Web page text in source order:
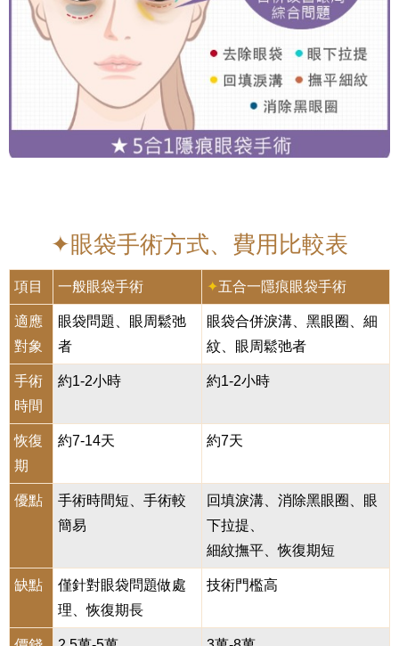
✦眼袋手術方式、費用比較表
項目 一般眼袋手術 ✦五合一隱痕眼袋手術
適應
對象
眼袋問題、眼周鬆弛
者
眼袋合併淚溝、黑眼圈、細
紋、眼周鬆弛者
手術
時間
約1-2小時 約1-2小時
恢復
期
約7-14天 約7天
優點
手術時間短、手術較
簡易
回填淚溝、消除黑眼圈、眼
下拉提、
細紋撫平、恢復期短
缺點
僅針對眼袋問題做處
理、恢復期長
技術門檻高